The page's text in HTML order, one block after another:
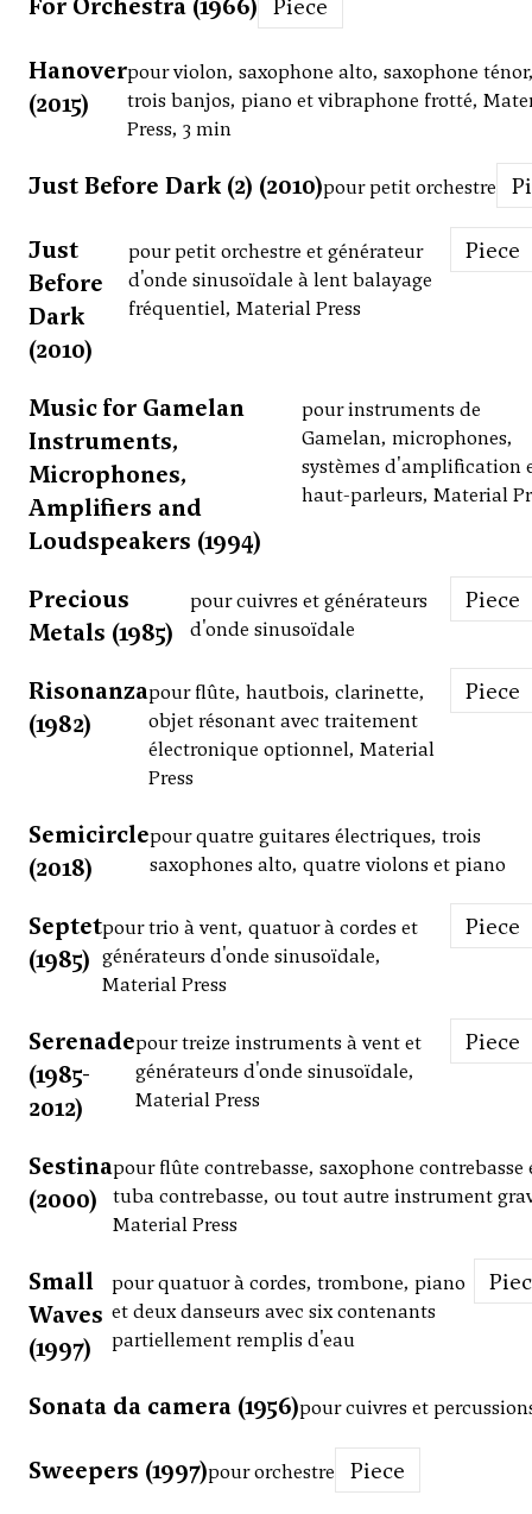
Hanover
(2015)
pour violon, saxophone alto, saxophone
trois banjos, piano et vibraphone frotté,
Press, 3 min
Just Before Dark (2) (2010)pour petit orchestre
Just
Before
Dark
(2010)
pour petit orchestre et générateur
d'onde sinusoïdale à lent balayage
fréquentiel, Material Press
Piece
Music for Gamelan
Instruments,
Microphones,
Amplifiers and
Loudspeakers (1994)
pour instruments de
Gamelan, microphones,
systèmes d'amplification
haut-parleurs, Material
Precious
Metals (1985)
pour cuivres et générateurs
d'onde sinusoïdale
Piece
Risonanza
(1982)
pour flûte, hautbois, clarinette,
objet résonant avec traitement
électronique optionnel, Material
Press
Piece
Semicircle
(2018)
pour quatre guitares électriques, trois
saxophones alto, quatre violons et piano
Septet
(1985)
pour trio à vent, quatuor à cordes et
générateurs d'onde sinusoïdale,
Material Press
Piece
Serenade
(1985-
2012)
pour treize instruments à vent et
générateurs d'onde sinusoïdale,
Material Press
Piece
Sestina
(2000)
pour flûte contrebasse, saxophone contrebasse
tuba contrebasse, ou tout autre instrument
Material Press
Small
Waves
(1997)
pour quatuor à cordes, trombone, piano
et deux danseurs avec six contenants
partiellement remplis d'eau
Sonata da camera (1956)pour cuivres et
Sweepers (1997)pour orchestre Piece